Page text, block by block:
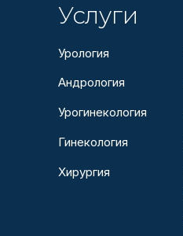
Урология
Андрология
Урогинекология
Гинекология
Хирургия
Услуги